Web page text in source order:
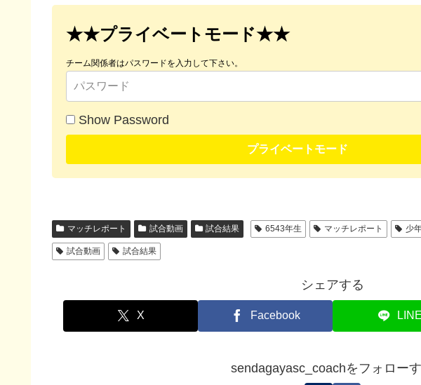
★★プライベートモード★★
チーム関係者はパスワードを入力して下さい。
Show Password
プライベートモード
マッチレポート 試合動画 試合結果 6543年生 マッチレポート 少
試合動画 試合結果
シェアする
X Facebook LINE
sendagayasc_coachをフォロー